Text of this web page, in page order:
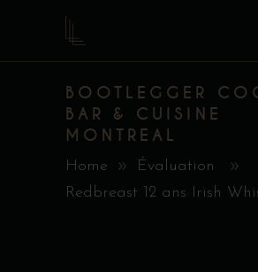
BOOTLEGGER
BAR & CUISINE
MONTREAL
Home
Évaluation
Redbreast 12 ans Irish